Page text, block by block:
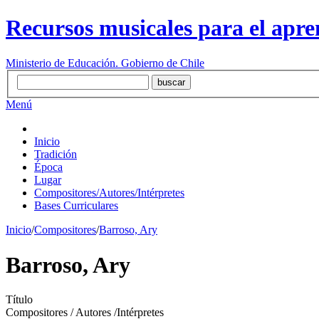
Recursos musicales para el
Ministerio de Educación. Gobierno de Chile
Menú
Inicio
Tradición
Época
Lugar
Compositores/Autores/Intérpretes
Bases Curriculares
Inicio/Compositores/Barroso, Ary
Barroso, Ary
Título
Compositores / Autores /Intérpretes